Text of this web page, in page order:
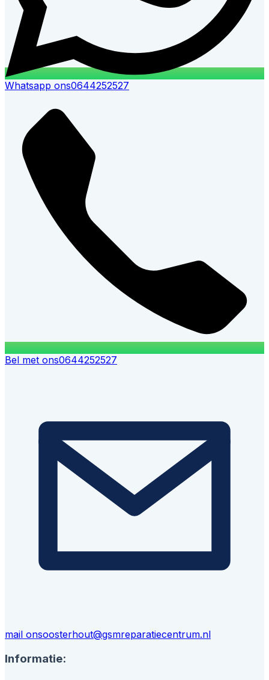
Whatsapp ons0644252527
Bel met ons0644252527
mail onsoosterhout@gsmreparatiecentrum.nl
Informatie: